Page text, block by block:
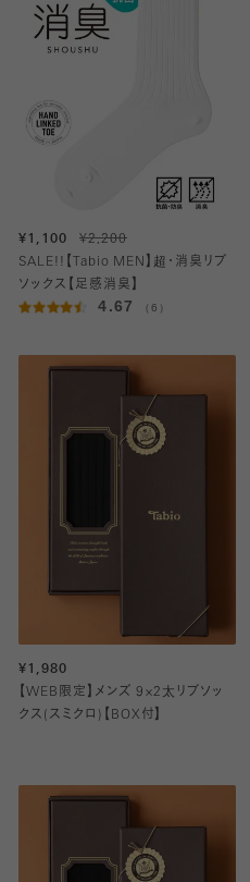
¥1,100
¥2,200
SALE!!【Tabio MEN】超・消臭リブ
ソックス【足感消臭】
4.67 （6）
¥1,980
【WEB限定】メンズ 9×2太リブソッ
クス(スミクロ)【BOX付】